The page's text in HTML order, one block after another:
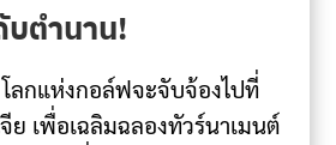
ตำนาน!
ลกแห่งกอล์ฟจะจับจ้องไปที่
ย เพื่อเฉลิมฉลองทัวร์นาเมนต์